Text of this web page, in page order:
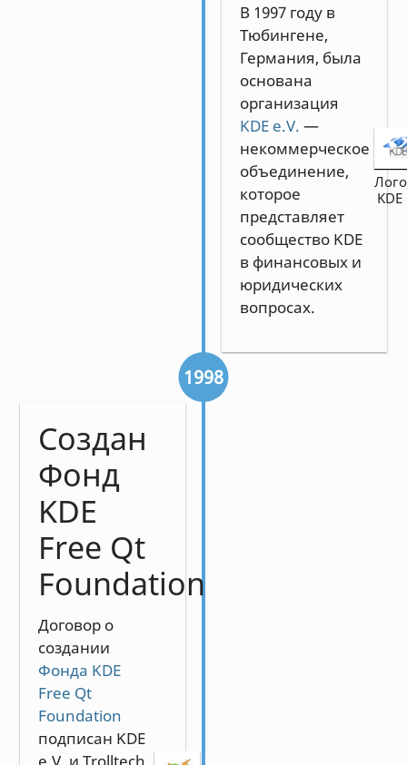
В 1997 году в
Тюбингене,
Германия, была
основана
организация
KDE e.V. —
некоммерческое
объединение,
которое
представляет
сообщество KDE
в финансовых и
юридических
вопросах.
KDE
1998
Создан
Фонд
KDE
Free Qt
Foundation
Договор о
создании
Фонда KDE
Free Qt
Foundation
подписан KDE